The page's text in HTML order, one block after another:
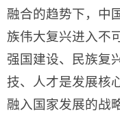
融合的趋势下，中
族伟大复兴进入不
强国建设、民族复
技、人才是发展核
融入国家发展的战